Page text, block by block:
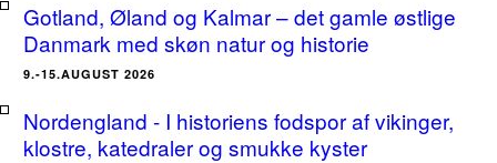
Gotland, Øland og Kalmar – det gamle østlige
Danmark med skøn natur og historie
9.-15.AUGUST 2026
Nordengland - I historiens fodspor af vikinger,
klostre, katedraler og smukke kyster